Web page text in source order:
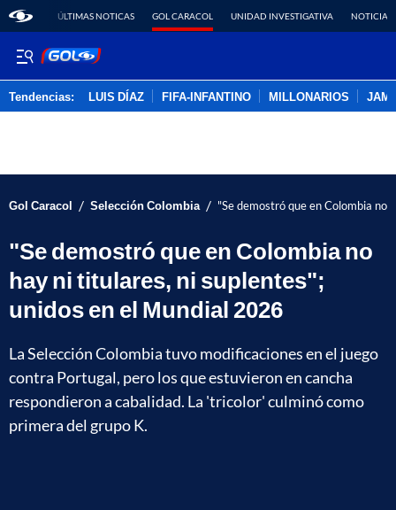
ÚLTIMAS NOTICAS GOL CARACOL UNIDAD INVESTIGATIVA NOTICIAS
Tendencias: LUIS DÍAZ FIFA-INFANTINO MILLONARIOS
Gol Caracol / Selección Colombia / "Se demostró que en Colombia
"Se demostró que en Colombia no
hay ni titulares, ni suplentes";
unidos en el Mundial 2026
La Selección Colombia tuvo modificaciones en el juego
contra Portugal, pero los que estuvieron en cancha
respondieron a cabalidad. La 'tricolor' culminó como
primera del grupo K.